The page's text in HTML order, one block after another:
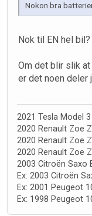
Nokon bra
Nok til EN hel bil?
Om det blir slik
er det noen deler
2021 Tesla Model
2020 Renault Zoe
2020 Renault Zoe
2020 Renault Zoe
2003 Citroën Saxo
Ex: 2003 Citroën
Ex: 2001 Peugeot
Ex: 1998 Peugeot